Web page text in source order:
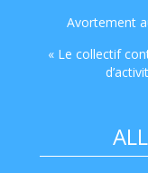
Avortement
« Le collectif